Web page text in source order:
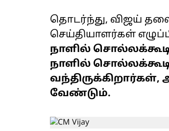
தொடர்ந்து, விஜய்
செய்தியாளர்கள்
நாளில்
நாளில்
வேண்டும்.